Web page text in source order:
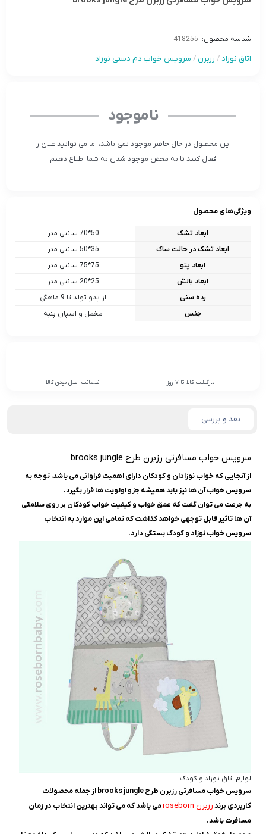
شناسه محصول: 418255
اتاق نوزاد / رزبرن / سرویس خواب دم دستی نوزاد
ناموجود
این محصول در حال حاضر موجود نمی باشد، اما می توانیداعلان را
فعال کنید تا به محض موجود شدن به شما اطلاع دهیم
ویژگی‌های محصول
ابعاد تشک
50*70 سانتی متر
ابعاد تشک در حالت ساک
35*50 سانتی متر
ابعاد پتو
75*75 سانتی متر
ابعاد بالش
25*20 سانتی متر
رده سنی
از بدو تولد تا 9 ماهگی
جنس
مخمل و اسپان پنبه
بازگشت کالا تا 7 روز ضمانت اصل بودن کالا
نقد و بررسی
سرویس خواب مسافرتی رزبرن طرح brooks jungle
از آنجایی که خواب نوزادان و کودکان دارای اهمیت فراوانی می باشد، توجه به
سرویس خواب آن ها نیز باید همیشه جزو اولویت ها قرار بگیرد.
به جرعت می توان گفت که عمق خواب و کیفیت خواب کودکان بر روی سلامتی
آن ها تاثیر قابل توجهی خواهد گذاشت که تمامی این موارد به انتخاب
سرویس خواب نوزاد و کودک بستگی دارد.
لوازم اتاق نوزاد و کودک
سرویس خواب مسافرتی رزبرن طرح brooks jungle از جمله محصولات
کاربردی برندرزبرن roseborn
می باشد که می تواند بهترین انتخاب در زمان
مسافرت باشد.